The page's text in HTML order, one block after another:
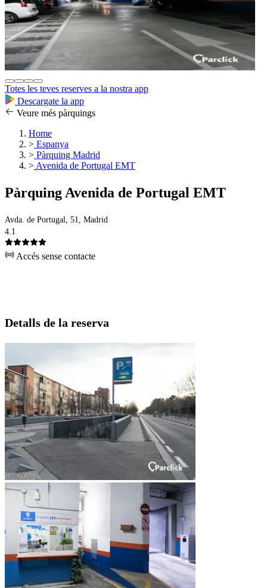
Totes les teves reserves a la nostra app
Descargate la app
Veure més pàrquings
Home
> Espanya
> Pàrquing Madrid
> Avenida de Portugal EMT
Pàrquing Avenida de Portugal EMT
Avda. de Portugal, 51, Madrid
4.1
Accés sense contacte
Detalls de la reserva